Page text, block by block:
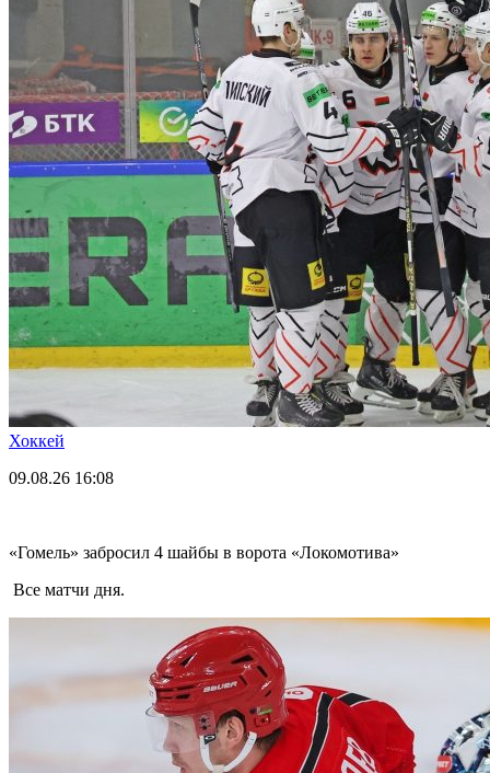
Хоккей
09.08.26 16:08
«Гомель» забросил 4 шайбы в ворота «Локомотива»
Все матчи дня.